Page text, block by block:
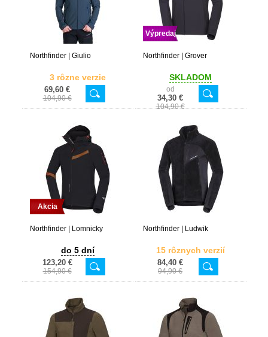
Northfinder | Giulio
3 rôzne verzie
69,60 €
104,90 €
Výpredaj
Northfinder | Grover
SKLADOM
od
34,30 €
104,90 €
Akcia
Northfinder | Lomnicky
do 5 dní
123,20 €
154,90 €
Northfinder | Ludwik
15 rôznych verzií
84,40 €
94,90 €